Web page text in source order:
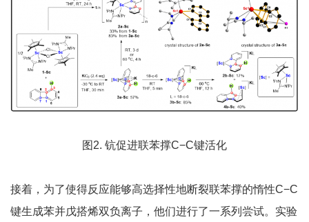
图2. 钪促进联苯撑C−C键活化
接着，为了使得反应能够高选择性地断裂联苯撑的惰性C−C
键生成苯并戊搭烯双负离子，他们进行了一系列尝试。实验